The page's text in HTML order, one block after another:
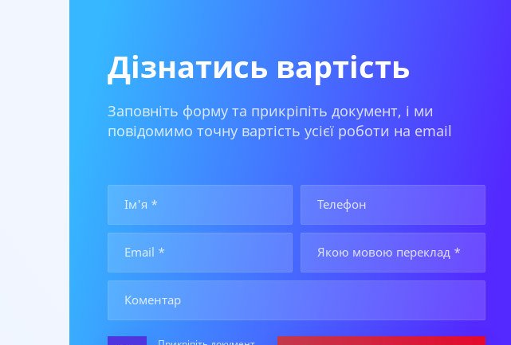
Дізнатись вартість
Заповніть форму та прикріпіть документ, і ми
повідомимо точну вартість усієї роботи на email